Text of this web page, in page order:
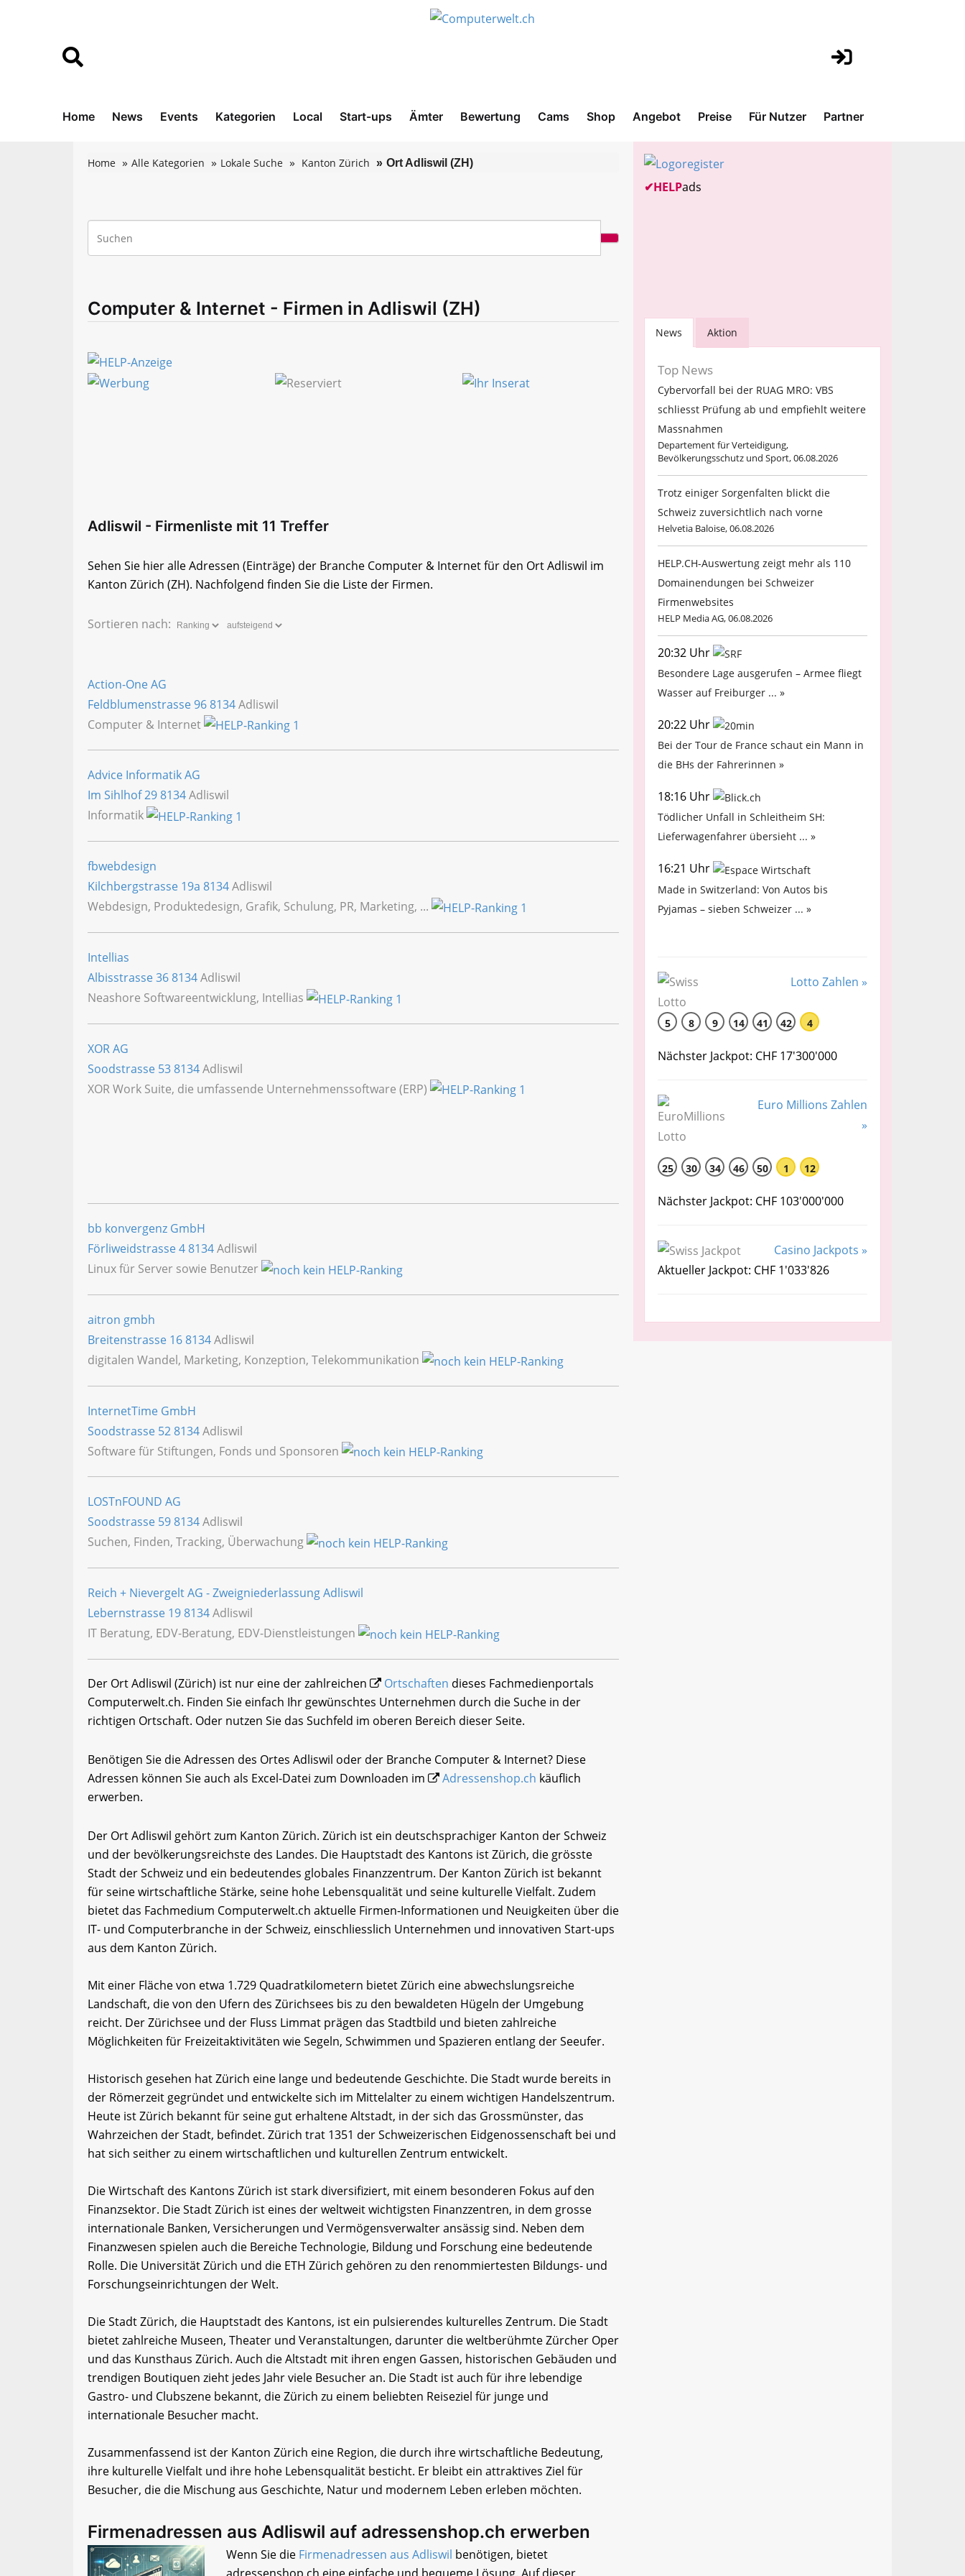
Home News Events Kategorien Local Start-ups Ämter Bewertung Cams Shop Angebot Preise Für Nutzer Partner
Home Alle Kategorien Lokale Suche Kanton Zürich Ort Adliswil (ZH)
Computer & Internet - Firmen in Adliswil (ZH)
Adliswil - Firmenliste mit 11 Treffer
Sehen Sie hier alle Adressen (Einträge) der Branche Computer & Internet für den Ort Adliswil im
Kanton Zürich (ZH). Nachfolgend finden Sie die Liste der Firmen.
Sortieren nach:
Action-One AG
Feldblumenstrasse 968134Adliswil
Computer & Internet
Advice Informatik AG
Im Sihlhof 298134Adliswil
Informatik
fbwebdesign
Kilchbergstrasse 19a 8134Adliswil
Webdesign, Produktedesign, Grafik, Schulung, PR, Marketing, ...
Intellias
Albisstrasse 368134Adliswil
Neashore Softwareentwicklung, Intellias
XOR AG
Soodstrasse 538134Adliswil
XOR Work Suite, die umfassende Unternehmenssoftware (ERP)
bb konvergenz GmbH
Förliweidstrasse 48134Adliswil
Linux für Server sowie Benutzer
aitron gmbh
Breitenstrasse 168134Adliswil
digitalen Wandel, Marketing, Konzeption, Telekommunikation
InternetTime GmbH
Soodstrasse 528134Adliswil
Software für Stiftungen, Fonds und Sponsoren
LOSTnFOUND AG
Soodstrasse 598134Adliswil
Suchen, Finden, Tracking, Überwachung
Reich + Nievergelt AG - Zweigniederlassung Adliswil
Lebernstrasse 198134Adliswil
IT Beratung, EDV-Beratung, EDV-Dienstleistungen
Der Ort Adliswil (Zürich) ist nur eine der zahlreichen Ortschaften dieses Fachmedienportals
Computerwelt.ch. Finden Sie einfach Ihr gewünschtes Unternehmen durch die Suche in der
richtigen Ortschaft. Oder nutzen Sie das Suchfeld im oberen Bereich dieser Seite.
Benötigen Sie die Adressen des Ortes Adliswil oder der Branche Computer & Internet? Diese
Adressen können Sie auch als Excel-Datei zum Downloaden im
Adressenshop.ch käuflich
erwerben.
Der Ort Adliswil gehört zum Kanton Zürich. Zürich ist ein deutschsprachiger Kanton der Schweiz
und der bevölkerungsreichste des Landes. Die Hauptstadt des Kantons ist Zürich, die grösste
Stadt der Schweiz und ein bedeutendes globales Finanzzentrum. Der Kanton Zürich ist bekannt
für seine wirtschaftliche Stärke, seine hohe Lebensqualität und seine kulturelle Vielfalt. Zudem
bietet das Fachmedium Computerwelt.ch aktuelle Firmen-Informationen und Neuigkeiten über die
IT- und Computerbranche in der Schweiz, einschliesslich Unternehmen und innovativen Start-ups
aus dem Kanton Zürich.
Mit einer Fläche von etwa 1.729 Quadratkilometern bietet Zürich eine abwechslungsreiche
Landschaft, die von den Ufern des Zürichsees bis zu den bewaldeten Hügeln der Umgebung
reicht. Der Zürichsee und der Fluss Limmat prägen das Stadtbild und bieten zahlreiche
Möglichkeiten für Freizeitaktivitäten wie Segeln, Schwimmen und Spazieren entlang der Seeufer.
Historisch gesehen hat Zürich eine lange und bedeutende Geschichte. Die Stadt wurde bereits in
der Römerzeit gegründet und entwickelte sich im Mittelalter zu einem wichtigen Handelszentrum.
Heute ist Zürich bekannt für seine gut erhaltene Altstadt, in der sich das Grossmünster, das
Wahrzeichen der Stadt, befindet. Zürich trat 1351 der Schweizerischen Eidgenossenschaft bei und
hat sich seither zu einem wirtschaftlichen und kulturellen Zentrum entwickelt.
Die Wirtschaft des Kantons Zürich ist stark diversifiziert, mit einem besonderen Fokus auf den
Finanzsektor. Die Stadt Zürich ist eines der weltweit wichtigsten Finanzzentren, in dem grosse
internationale Banken, Versicherungen und Vermögensverwalter ansässig sind. Neben dem
Finanzwesen spielen auch die Bereiche Technologie, Bildung und Forschung eine bedeutende
Rolle. Die Universität Zürich und die ETH Zürich gehören zu den renommiertesten Bildungs- und
Forschungseinrichtungen der Welt.
Die Stadt Zürich, die Hauptstadt des Kantons, ist ein pulsierendes kulturelles Zentrum. Die Stadt
bietet zahlreiche Museen, Theater und Veranstaltungen, darunter die weltberühmte Zürcher Oper
und das Kunsthaus Zürich. Auch die Altstadt mit ihren engen Gassen, historischen Gebäuden und
trendigen Boutiquen zieht jedes Jahr viele Besucher an. Die Stadt ist auch für ihre lebendige
Gastro- und Clubszene bekannt, die Zürich zu einem beliebten Reiseziel für junge und
internationale Besucher macht.
Zusammenfassend ist der Kanton Zürich eine Region, die durch ihre wirtschaftliche Bedeutung,
ihre kulturelle Vielfalt und ihre hohe Lebensqualität besticht. Er bleibt ein attraktives Ziel für
Besucher, die die Mischung aus Geschichte, Natur und modernem Leben erleben möchten.
Firmenadressen aus Adliswil auf adressenshop.ch erwerben
Wenn Sie die Firmenadressen aus Adliswil benötigen, bietet
✔HELPads
News Aktion
Top News
Cybervorfall bei der RUAG MRO: VBS
schliesst Prüfung ab und empfiehlt weitere
Massnahmen
Departement für Verteidigung,
Bevölkerungsschutz und Sport, 06.08.2026
Trotz einiger Sorgenfalten blickt die
Schweiz zuversichtlich nach vorne
Helvetia Baloise, 06.08.2026
HELP.CH-Auswertung zeigt mehr als 110
Domainendungen bei Schweizer
Firmenwebsites
HELP Media AG, 06.08.2026
20:32 Uhr
Besondere Lage ausgerufen – Armee fliegt
Wasser auf Freiburger ... »
20:22 Uhr
Bei der Tour de France schaut ein Mann in
die BHs der Fahrerinnen »
18:16 Uhr
Tödlicher Unfall in Schleitheim SH:
Lieferwagenfahrer übersieht ... »
16:21 Uhr
Made in Switzerland: Von Autos bis
Pyjamas – sieben Schweizer ... »
Lotto Zahlen »
5 8 9 14 41 42 4
Nächster Jackpot: CHF 17'300'000
Euro Millions Zahlen
»
25 30 34 46 50 1 12
Nächster Jackpot: CHF 103'000'000
Casino Jackpots »
Aktueller Jackpot: CHF 1'033'826